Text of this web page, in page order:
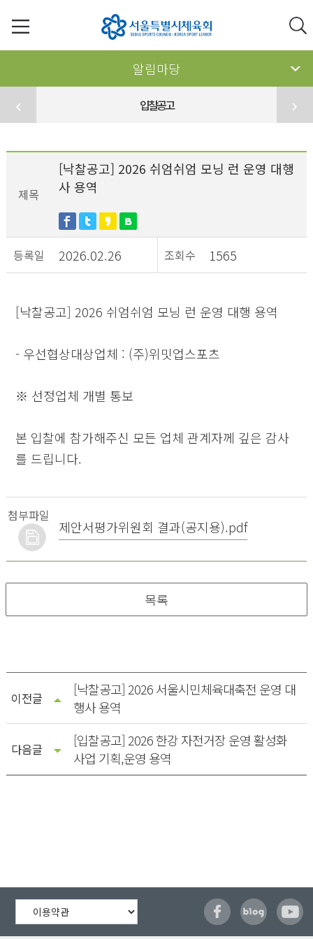
알림마당
입찰공고
제목
[낙찰공고] 2026 쉬엄쉬엄 모닝 런 운영 대행
사 용역
등록일 2026.02.26 조회수 1565
[낙찰공고] 2026 쉬엄쉬엄 모닝 런 운영 대행 용역
- 우선협상대상업체 : (주)위밋업스포츠
※ 선정업체 개별 통보
본 입찰에 참가해주신 모든 업체 관계자께 깊은 감사
를 드립니다.​
첨부파일
제안서평가위원회 결과(공지용).pdf
목록
이전글
[낙찰공고] 2026 서울시민체육대축전 운영 대
행사 용역
다음글
[입찰공고] 2026 한강 자전거장 운영 활성화
사업 기획,운영 용역